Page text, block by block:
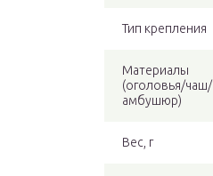
Тип крепления
Материалы
(оголовья/чаш/
амбушюр)
Вес, г